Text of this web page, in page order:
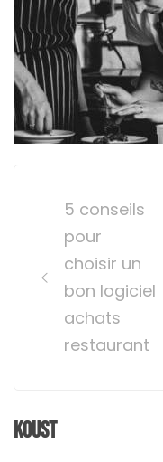
navigation5 conseils
pour
choisir un
bon logiciel
achats
restaurant
Koust